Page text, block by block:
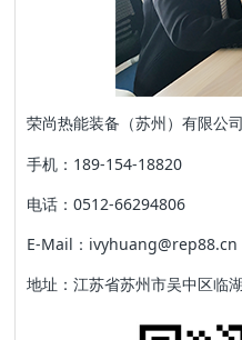
荣尚热能装备（苏州）有限公司
手机：189-154-18820
电话：0512-66294806
E-Mail：ivyhuang@rep88.cn
地址：江苏省苏州市吴中区临